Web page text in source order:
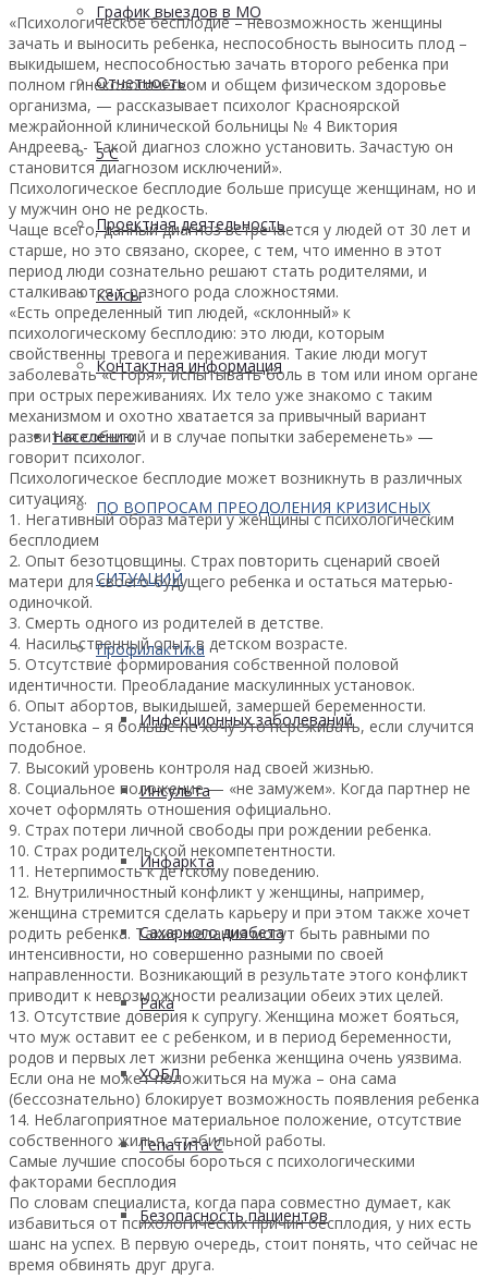
График выездов в МО
Отчетность
5 С
Проектная деятельность
Кейсы
Контактная информация
Населению
ПО ВОПРОСАМ ПРЕОДОЛЕНИЯ КРИЗИСНЫХ
СИТУАЦИЙ
Профилактика
Инфекционных заболеваний
Инсульта
Инфаркта
Сахарного диабета
Рака
ХОБЛ
Гепатита С
Безопасность пациентов
«Психологическое бесплодие – невозможность женщины
зачать и выносить ребенка, неспособность выносить плод –
выкидышем, неспособностью зачать второго ребенка при
полном гинекологическом и общем физическом здоровье
организма, — рассказывает психолог Красноярской
межрайонной клинической больницы № 4 Виктория
Андреева.- Такой диагноз сложно установить. Зачастую он
становится диагнозом исключений».
Психологическое бесплодие больше присуще женщинам, но и
у мужчин оно не редкость.
Чаще всего, данный диагноз встречается у людей от 30 лет и
старше, но это связано, скорее, с тем, что именно в этот
период люди сознательно решают стать родителями, и
сталкиваются с разного рода сложностями.
«Есть определенный тип людей, «склонный» к
психологическому бесплодию: это люди, которым
свойственны тревога и переживания. Такие люди могут
заболевать «с горя», испытывать боль в том или ином органе
при острых переживаниях. Их тело уже знакомо с таким
механизмом и охотно хватается за привычный вариант
развития событий и в случае попытки забеременеть» —
говорит психолог.
Психологическое бесплодие может возникнуть в различных
ситуациях.
1. Негативный образ матери у женщины с психологическим
бесплодием
2. Опыт безотцовщины. Страх повторить сценарий своей
матери для своего будущего ребенка и остаться матерью-
одиночкой.
3. Смерть одного из родителей в детстве.
4. Насильственный опыт в детском возрасте.
5. Отсутствие формирования собственной половой
идентичности. Преобладание маскулинных установок.
6. Опыт абортов, выкидышей, замершей беременности.
Установка – я больше не хочу это переживать, если случится
подобное.
7. Высокий уровень контроля над своей жизнью.
8. Социальное положение — «не замужем». Когда партнер не
хочет оформлять отношения официально.
9. Страх потери личной свободы при рождении ребенка.
10. Страх родительской некомпетентности.
11. Нетерпимость к детскому поведению.
12. Внутриличностный конфликт у женщины, например,
женщина стремится сделать карьеру и при этом также хочет
родить ребенка. Такие желания могут быть равными по
интенсивности, но совершенно разными по своей
направленности. Возникающий в результате этого конфликт
приводит к невозможности реализации обеих этих целей.
13. Отсутствие доверия к супругу. Женщина может бояться,
что муж оставит ее с ребенком, и в период беременности,
родов и первых лет жизни ребенка женщина очень уязвима.
Если она не может положиться на мужа – она сама
(бессознательно) блокирует возможность появления ребенка
14. Неблагоприятное материальное положение, отсутствие
собственного жилья, стабильной работы.
Самые лучшие способы бороться с психологическими
факторами бесплодия
По словам специалиста, когда пара совместно думает, как
избавиться от психологических причин бесплодия, у них есть
шанс на успех. В первую очередь, стоит понять, что сейчас не
время обвинять друг друга.